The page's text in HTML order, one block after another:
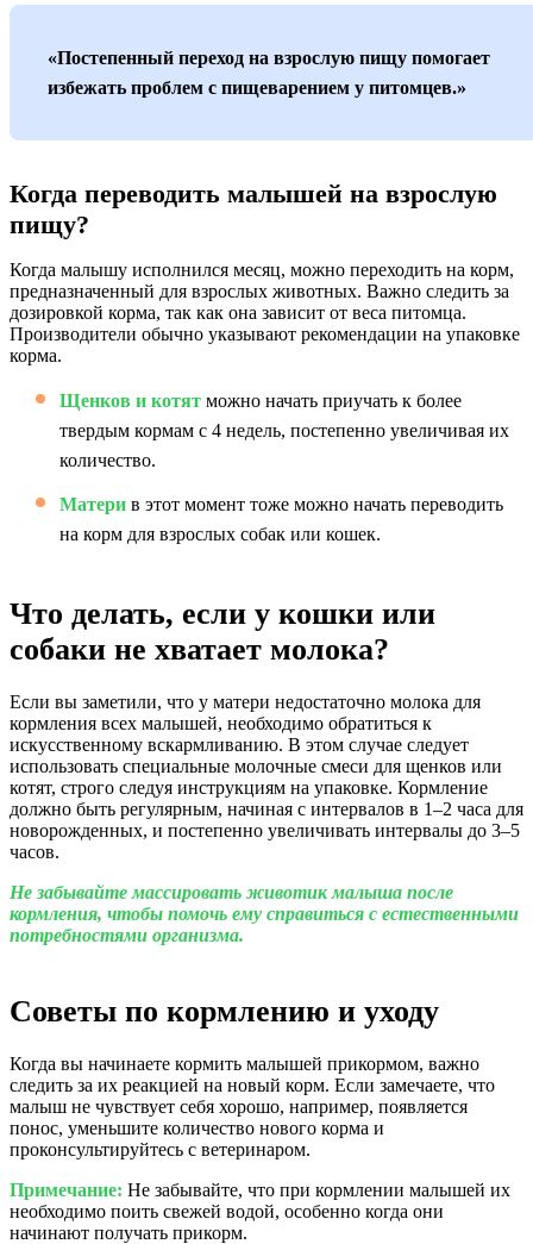
«Постепенный переход на взрослую пищу помогает
избежать проблем с пищеварением у питомцев.»
Когда переводить малышей на взрослую
пищу?
Когда малышу исполнился месяц, можно переходить на корм,
предназначенный для взрослых животных. Важно следить за
дозировкой корма, так как она зависит от веса питомца.
Производители обычно указывают рекомендации на упаковке
корма.
Щенков и котят можно начать приучать к более
твердым кормам с 4 недель, постепенно увеличивая их
количество.
Матери в этот момент тоже можно начать переводить
на корм для взрослых собак или кошек.
Что делать, если у кошки или
собаки не хватает молока?
Если вы заметили, что у матери недостаточно молока для
кормления всех малышей, необходимо обратиться к
искусственному вскармливанию. В этом случае следует
использовать специальные молочные смеси для щенков или
котят, строго следуя инструкциям на упаковке. Кормление
должно быть регулярным, начиная с интервалов в 1–2 часа для
новорожденных, и постепенно увеличивать интервалы до 3–5
часов.
Не забывайте массировать животик малыша после
кормления, чтобы помочь ему справиться с естественными
потребностями организма.
Советы по кормлению и уходу
Когда вы начинаете кормить малышей прикормом, важно
следить за их реакцией на новый корм. Если замечаете, что
малыш не чувствует себя хорошо, например, появляется
понос, уменьшите количество нового корма и
проконсультируйтесь с ветеринаром.
Примечание: Не забывайте, что при кормлении малышей их
необходимо поить свежей водой, особенно когда они
начинают получать прикорм.